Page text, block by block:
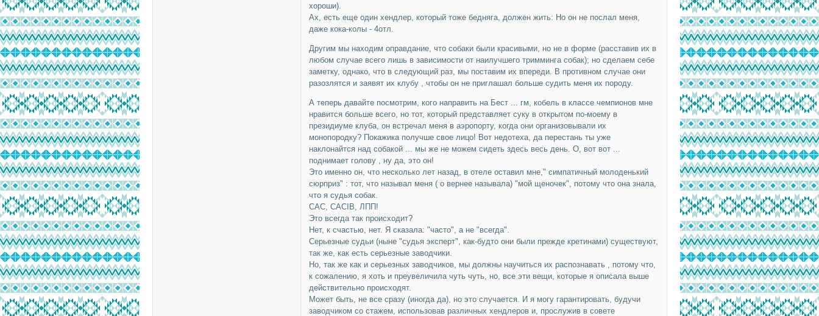
хороши).
Ах, есть еще один хендлер, который тоже бедняга, должен жить: Но он не послал меня,
даже кока-колы - 4отл.
Другим мы находим оправдание, что собаки были красивыми, но не в форме (расставив их в
любом случае всего лишь в зависимости от наилучшего тримминга собак); но сделаем себе
заметку, однако, что в следующий раз, мы поставим их впереди. В противном случае они
разозлятся и заявят их клубу , чтобы он не приглашал больше судить меня их породу.
А теперь давайте посмотрим, кого направить на Бест ... гм, кобель в классе чемпионов мне
нравится больше всего, но тот, который представляет суку в открытом по-моему в
президиуме клуба, он встречал меня в аэропорту, когда они организовывали их
монопородку? Покажика получше свое лицо! Вот недотеха, да перестань ты уже
наклонайтся над собакой ... мы же не можем сидеть здесь весь день. О, вот вот ...
поднимает голову , ну да, это он!
Это именно он, что несколько лет назад, в отеле оставил мне," симпатичный молоденький
сюрприз" : тот, что называл меня ( о вернее называла) "мой щеночек", потому что она знала,
что я судья собак.
CAC, CACIB, ЛПП!
Это всегда так происходит?
Нет, к счастью, нет. Я сказала: "часто", а не "всегда".
Серьезные судьи (ныне "судья эксперт", как-будто они были прежде кретинами) существуют,
так же, как есть серьезные заводчики.
Но, так же как и серьезных заводчиков, мы должны научиться их распознавать , потому что,
к сожалению, я хоть и преувеличила чуть чуть, но, все эти вещи, которые я описала выше
действительно происходят.
Может быть, не все сразу (иногда да), но это случается. И я могу гарантировать, будучи
заводчиком со стажем, использовав различных хендлеров и, прослужив в совете